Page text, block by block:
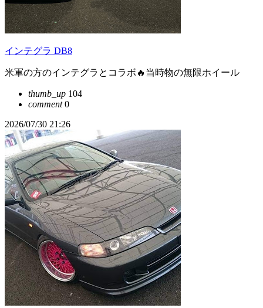
インテグラ DB8
米軍の方のインテグラとコラボ🔥当時物の無限ホイール
thumb_up 104
comment0
2026/07/30 21:26